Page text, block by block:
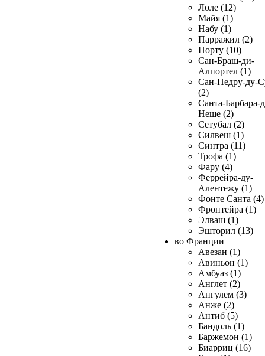
Лоле (12)
Майя (1)
Набу (1)
Парражил (2)
Порту (10)
Сан-Браш-ди-
Алпортел (1)
Сан-Педру-ду-
(2)
Санта-Барбара-
Неше (2)
Сетубал (2)
Силвеш (1)
Синтра (11)
Трофа (1)
Фару (4)
Феррейра-ду-
Алентежу (1)
Фонте Санта (4)
Фронтейра (1)
Элваш (1)
Эшторил (13)
во Франции
Авезан (1)
Авиньон (1)
Амбуаз (1)
Англет (2)
Ангулем (3)
Анже (2)
Антиб (5)
Бандоль (1)
Баржемон (1)
Биарриц (16)